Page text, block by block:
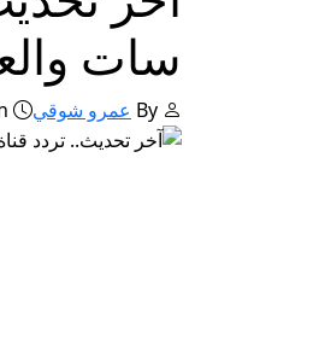
سات
By عمرو شوقي